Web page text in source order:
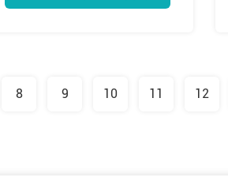
8 9 10 11 12